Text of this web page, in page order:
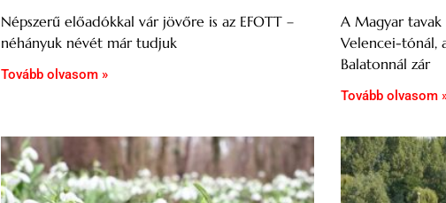
Népszerű előadókkal vár jövőre is az EFOTT –
néhányuk névét már tudjuk
Tovább olvasom »
A Magyar tavak
Velencei-tónál,
Balatonnál zár
Tovább olvasom